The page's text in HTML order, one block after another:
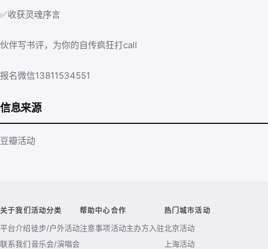
✅收获灵魂序言
伙伴写书评，为你的自传疯狂打call
报名微信13811534551
信息来源
豆瓣活动
关于我们
平台介绍
联系我们
活动分类
徒步/户外活动
音乐会/演唱会
帮助中心
注意事项
合作
活动主办方入驻
热门城市活动
北京活动
上海活动